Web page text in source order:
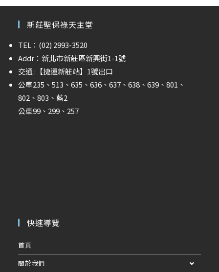
新莊聖保祿天主堂
TEL：(02) 2993-3520
Addr：新北市新莊區新興街1-1號
交通 : 【捷運新莊站】 1號出口
公車235、513、635、636、637、638、639、801、
802、803、藍2
公車99、299、257
快速導覽
首頁
關於我們